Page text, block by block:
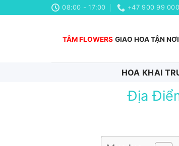
đến
08:00 - 17:00 +47 900 99 000
TÂM FLOWERS GIAO HOA TẬN NƠI
HOA KHAI
Địa